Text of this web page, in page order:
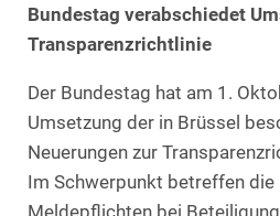
Bundestag verabschiedet
Transparenzrichtlinie
Der Bundestag hat am 1.
Umsetzung der in Brüssel
Neuerungen zur
Im Schwerpunkt betreffen die